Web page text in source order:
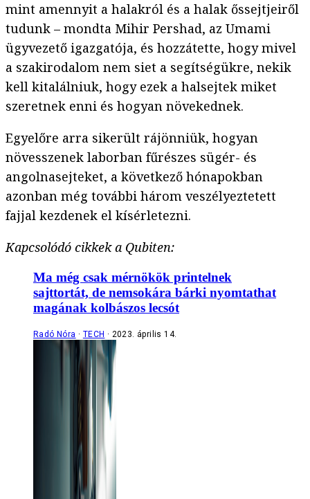
mint amennyit a halakról és a halak őssejtjeiről
tudunk – mondta Mihir Pershad, az Umami
ügyvezető igazgatója, és hozzátette, hogy mivel
a szakirodalom nem siet a segítségükre, nekik
kell kitalálniuk, hogy ezek a halsejtek miket
szeretnek enni és hogyan növekednek.
Egyelőre arra sikerült rájönniük, hogyan
növesszenek laborban fűrészes sügér- és
angolnasejteket, a következő hónapokban
azonban még további három veszélyeztetett
fajjal kezdenek el kísérletezni.
Kapcsolódó cikkek a Qubiten:
Ma még csak mérnökök printelnek
sajttortát, de nemsokára bárki nyomtathat
magának kolbászos lecsót
Radó Nóra TECH 2023. április 14.